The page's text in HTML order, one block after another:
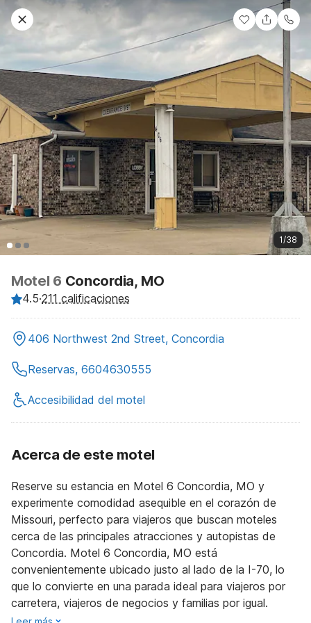
1/38
Motel 6 Concordia, MO
4.5·211 calificaciones
406 Northwest 2nd Street, Concordia
Reservas, 6604630555
Accesibilidad del motel
Acerca de este motel
Reserve su estancia en Motel 6 Concordia, MO y
experimente comodidad asequible en el corazón de
Missouri, perfecto para viajeros que buscan moteles
cerca de las principales atracciones y autopistas de
Concordia. Motel 6 Concordia, MO está
convenientemente ubicado justo al lado de la I-70, lo
que lo convierte en una parada ideal para viajeros por
carretera, viajeros de negocios y familias por igual.